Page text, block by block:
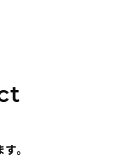
。